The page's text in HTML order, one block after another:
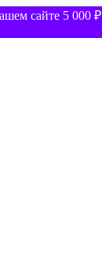
сайте 5 000 ₽